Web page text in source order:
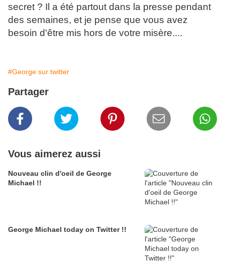
secret ? Il a été partout dans la presse pendant
des semaines, et je pense que vous avez
besoin d'être mis hors de votre misère....
#George sur twitter
Partager
Vous aimerez aussi
Nouveau clin d'oeil de George
Michael !!
George Michael today on Twitter !!